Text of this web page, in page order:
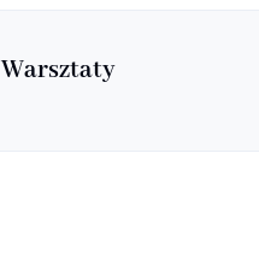
Warsztaty